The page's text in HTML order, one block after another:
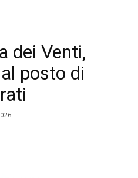
dei Venti,
posto di